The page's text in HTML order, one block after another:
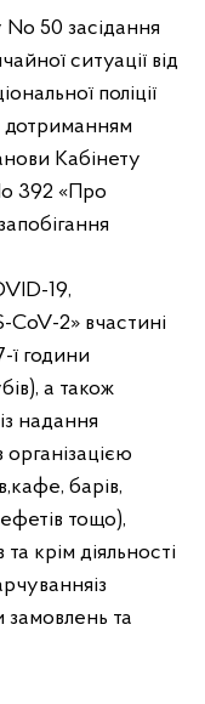
50 засідання
ситуації від
поліції
дотриманням
Кабінету
392 «Про
19,
CoV-2» вчастині
ї години
а також
надання
кафе, барів,
тощо),
та крім діяльності
із
замовлень та